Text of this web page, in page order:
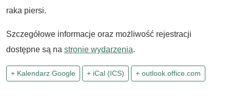
raka piersi.
Szczegółowe informacje oraz możliwość rejestracji
dostępne są na stronie wydarzenia.
+ Kalendarz Google + iCal (ICS) + outlook.office.com